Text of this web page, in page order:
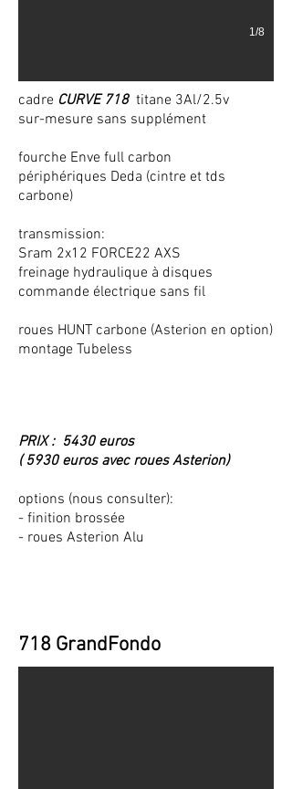
1/8
cadre CURVE 718 titane 3Al/2.5v
sur-mesure sans supplément
fourche Enve full carbon
périphériques Deda (cintre et tds
carbone)
transmission:
Sram 2x12 FORCE22 AXS
freinage hydraulique à disques
commande électrique sans fil
roues HUNT carbone (Asterion en option)
montage Tubeless
PRIX : 5430 euros
( 5930 euros avec roues Asterion)
options (nous consulter):
- finition brossée
- roues Asterion Alu
718 GrandFondo